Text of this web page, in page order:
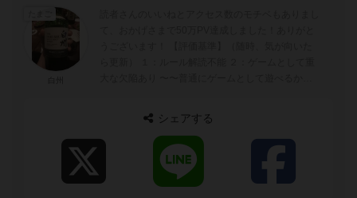
シェアする